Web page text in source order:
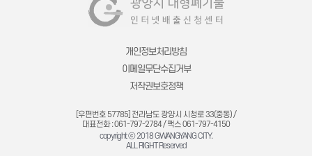
개인정보처리방침
이메일무단수집거부
저작권보호정책
[우편번호 57785] 전라남도 광양시 시청로 33(중동) /
대표전화 : 061-797-2784 / 팩스 061-797-4150
copyright ⓒ 2018 GWANGYANG CITY.
ALL RIGHT Reserved